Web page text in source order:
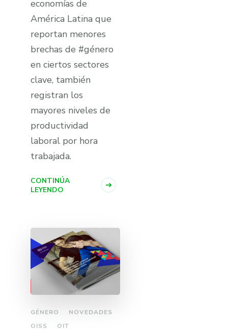
economí­as de
América Latina que
reportan menores
brechas de #género
en ciertos sectores
clave, también
registran los
mayores niveles de
productividad
laboral por hora
trabajada.
CONTINÚA
LEYENDO
GÉNERO
NOVEDADES
OISS
OIT